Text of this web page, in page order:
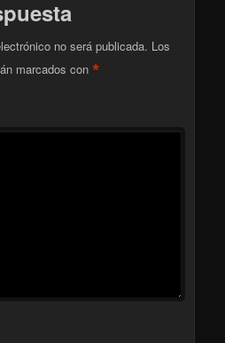
no será publicada. Los
marcados con*